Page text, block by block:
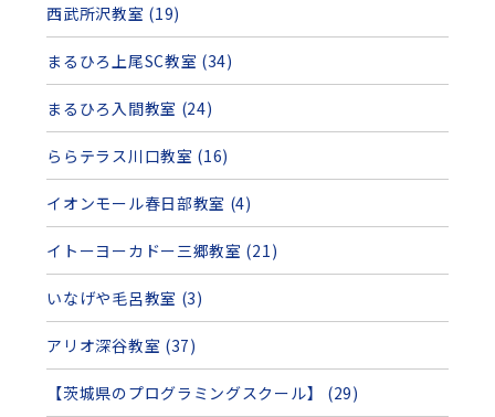
西武所沢教室 (19)
まるひろ上尾SC教室 (34)
まるひろ入間教室 (24)
ららテラス川口教室 (16)
イオンモール春日部教室 (4)
イトーヨーカドー三郷教室 (21)
いなげや毛呂教室 (3)
アリオ深谷教室 (37)
【茨城県のプログラミングスクール】 (29)